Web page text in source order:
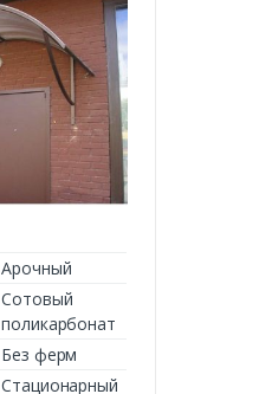
Арочный
Сотовый
поликарбонат
Без ферм
Стационарный